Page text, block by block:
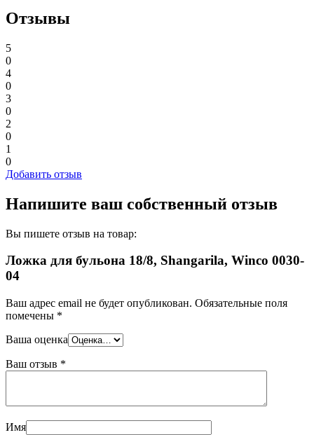
Отзывы
5
0
4
0
3
0
2
0
1
0
Добавить отзыв
Напишите ваш собственный отзыв
Вы пишете отзыв на товар:
Ложка для бульона 18/8, Shangarila, Winco 0030-
04
Ваш адрес email не будет опубликован. Обязательные поля
помечены *
Ваша оценка
Ваш отзыв *
Имя